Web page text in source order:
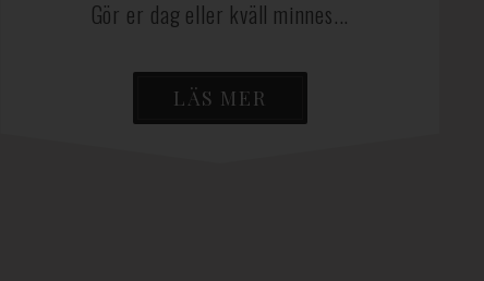
Gör er dag eller kväll minnes...
LÄS MER